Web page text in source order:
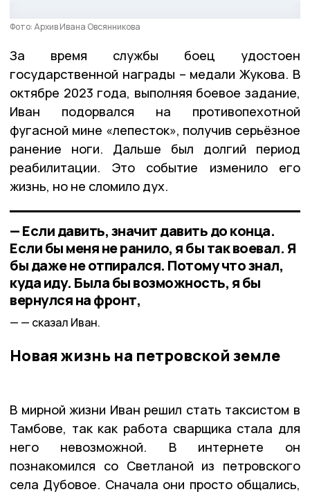
Фото: Архив Ивана Овсянникова
За время службы боец удостоен
государственной награды – медали Жукова. В
октябре 2023 года, выполняя боевое задание,
Иван подорвался на противопехотной
фугасной мине «лепесток», получив серьёзное
ранение ноги. Дальше был долгий период
реабилитации. Это событие изменило его
жизнь, но не сломило дух.
— Если давить, значит давить до конца.
Если бы меня не ранило, я бы так воевал. Я
бы даже не отпирался. Потому что знал,
куда иду. Была бы возможность, я бы
вернулся на фронт,
— сказал Иван.
Новая жизнь на петровской земле
В мирной жизни Иван решил стать таксистом в
Тамбове, так как работа сварщика стала для
него невозможной. В интернете он
познакомился со Светланой из петровского
села Дубовое. Сначала они просто общались,